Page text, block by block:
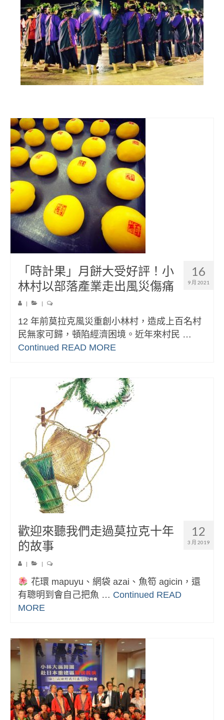
歡迎來部落
旅遊資訊
部落美食
原民文創
16
9 月 2021
「時計果」月餅大受好評！小
林村以部落產業走出風災傷痛
12 年前莫拉克風災重創小林村，造成上百名村
民無家可歸，頓陷經濟困境。近年來村民 …
Continued READ MORE
12
3 月 2019
歡迎來聽我們走過莫拉克十年
的故事
| |
花環 mapuyu、網袋 azai、魚笱 agicin，還
有聰明到會自己把魚 … Continued READ
MORE